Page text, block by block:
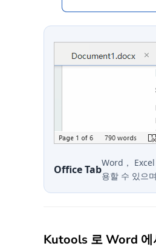
Office Tab
Word，
용할 수 있으
Kutools 로 Word 에